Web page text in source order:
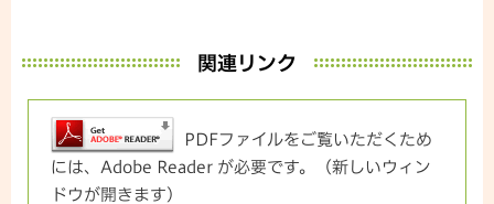
関連リンク
PDFファイルをご覧いただくため
には、Adobe Reader が必要です。（新しいウィン
ドウが開きます）